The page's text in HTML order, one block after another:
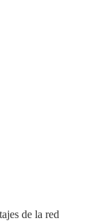
de la red